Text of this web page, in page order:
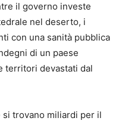
il governo investe
nel deserto, i
con una sanità pubblica
di un paese
territori devastati dal
si trovano miliardi per il